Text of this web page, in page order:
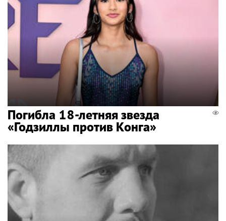
Погибла 18-летняя звезда
«Годзиллы против Конга»